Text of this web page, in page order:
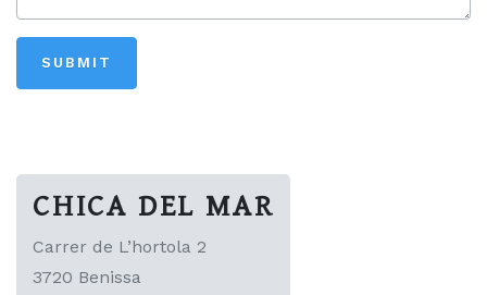
CHICA DEL MAR
Carrer de L’hortola 2
3720 Benissa